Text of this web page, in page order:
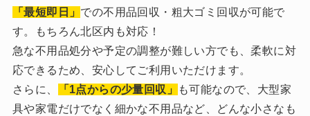
「最短即日」 での不用品回収・粗大ゴミ回収が可能で
す。もちろん北区内も対応！
急な不用品処分や予定の調整が難しい方でも、柔軟に対
応できるため、安心してご利用いただけます。
さらに、
「1点からの少量回収」
も可能なので、大型家
具や家電だけでなく細かな不用品など、どんな小さなも